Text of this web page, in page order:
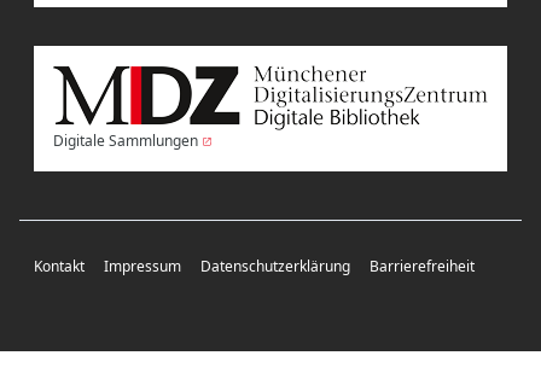
Digitale Sammlungen
Kontakt Impressum Datenschutzerklärung Barrierefreiheit